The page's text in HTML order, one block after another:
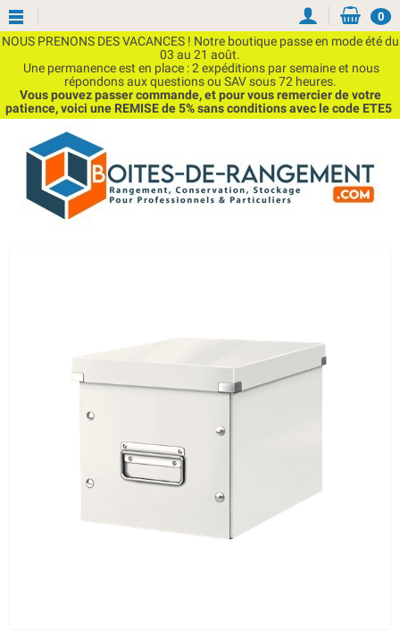
NOUS PRENONS DES VACANCES ! Notre boutique passe en mode été du
03 au 21 août.
Une permanence est en place : 2 expéditions par semaine et nous
répondons aux questions ou SAV sous 72 heures.
Vous pouvez passer commande, et pour vous remercier de votre
patience, voici une REMISE de 5% sans conditions avec le code ETE5
0